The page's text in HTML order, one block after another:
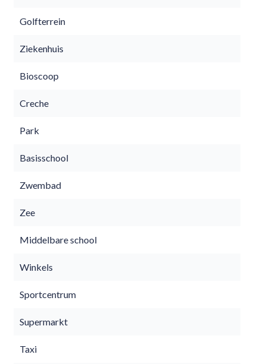
Golfterrein
Ziekenhuis
Bioscoop
Creche
Park
Basisschool
Zwembad
Zee
Middelbare school
Winkels
Sportcentrum
Supermarkt
Taxi